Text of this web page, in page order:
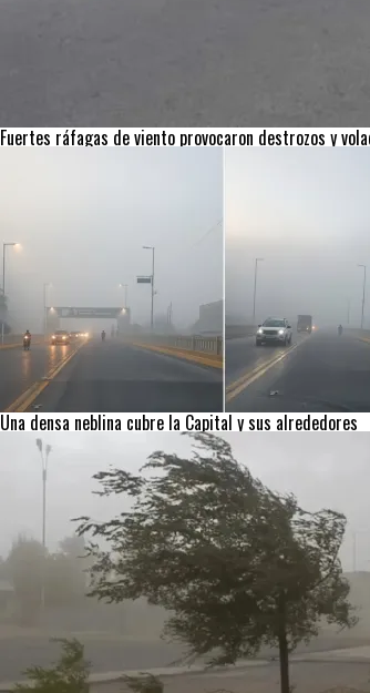
Fuertes ráfagas de viento provocaron destrozos y
Una densa neblina cubre la Capital y sus alrededores